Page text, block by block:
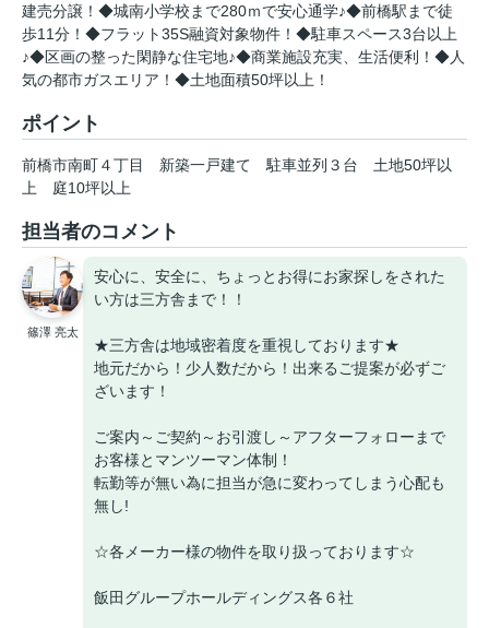
建売分譲！◆城南小学校まで280ｍで安心通学♪◆前橋駅まで徒
歩11分！◆フラット35S融資対象物件！◆駐車スペース3台以上
♪◆区画の整った閑静な住宅地♪◆商業施設充実、生活便利！◆人
気の都市ガスエリア！◆土地面積50坪以上！
ポイント
前橋市南町４丁目 新築一戸建て 駐車並列３台
土地50坪以
上
庭10坪以上
担当者のコメント
篠澤 亮太
安心に、安全に、ちょっとお得にお家探しをされた
い方は三方舎まで！！
★三方舎は地域密着度を重視しております★
地元だから！少人数だから！出来るご提案が必ずご
ざいます！
ご案内～ご契約～お引渡し～アフターフォローまで
お客様とマンツーマン体制！
転勤等が無い為に担当が急に変わってしまう心配も
無し!
☆各メーカー様の物件を取り扱っております☆
飯田グループホールディングス各６社